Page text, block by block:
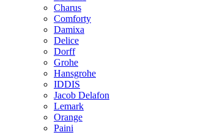
Charus
Comforty
Damixa
Delice
Dorff
Grohe
Hansgrohe
IDDIS
Jacob Delafon
Lemark
Orange
Paini